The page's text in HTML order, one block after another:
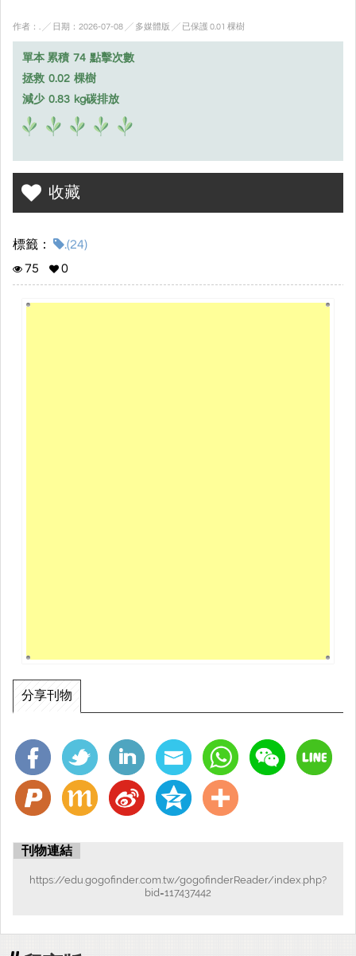
作者：. ╱ 日期：2026-07-08 ╱ 多媒體版 ╱ 已保護 0.01 棵樹
單本 累積 74 點擊次數
拯救 0.02 棵樹
減少 0.83 kg碳排放
收藏
標籤：
.(24)
75
0
分享刊物
刊物連結
https://edu.gogofinder.com.tw/gogofinderReader/index.php?
bid=117437442